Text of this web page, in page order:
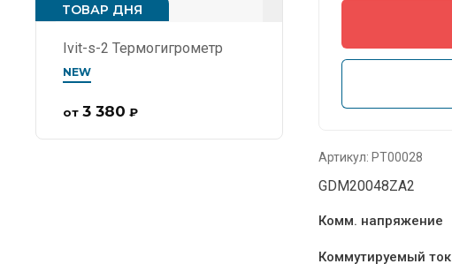
ТОВАР ДНЯ
Ivit-s-2 Термогигрометр
NEW
от 3 380 ₽
Артикул: РТ00028
GDM20048ZA2
Комм. напряжение
Коммутируемый ток